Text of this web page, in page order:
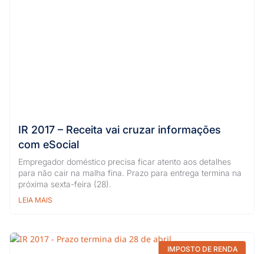
IR 2017 – Receita vai cruzar informações
com eSocial
Empregador doméstico precisa ficar atento aos detalhes
para não cair na malha fina. Prazo para entrega termina na
próxima sexta-feira (28).
LEIA MAIS
IMPOSTO DE RENDA